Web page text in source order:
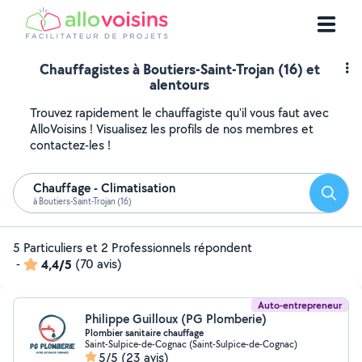
Chauffagistes à Boutiers-Saint-Trojan (16) et
alentours
Trouvez rapidement le chauffagiste qu'il vous faut avec
AlloVoisins ! Visualisez les profils de nos membres et
contactez-les !
Chauffage - Climatisation
à Boutiers-Saint-Trojan (16)
5 Particuliers et 2 Professionnels répondent
-
4,4/5 (70 avis)
Auto-entrepreneur
Philippe Guilloux (PG Plomberie)
Plombier sanitaire chauffage
Saint-Sulpice-de-Cognac (Saint-Sulpice-de-Cognac)
5/5 (23 avis)